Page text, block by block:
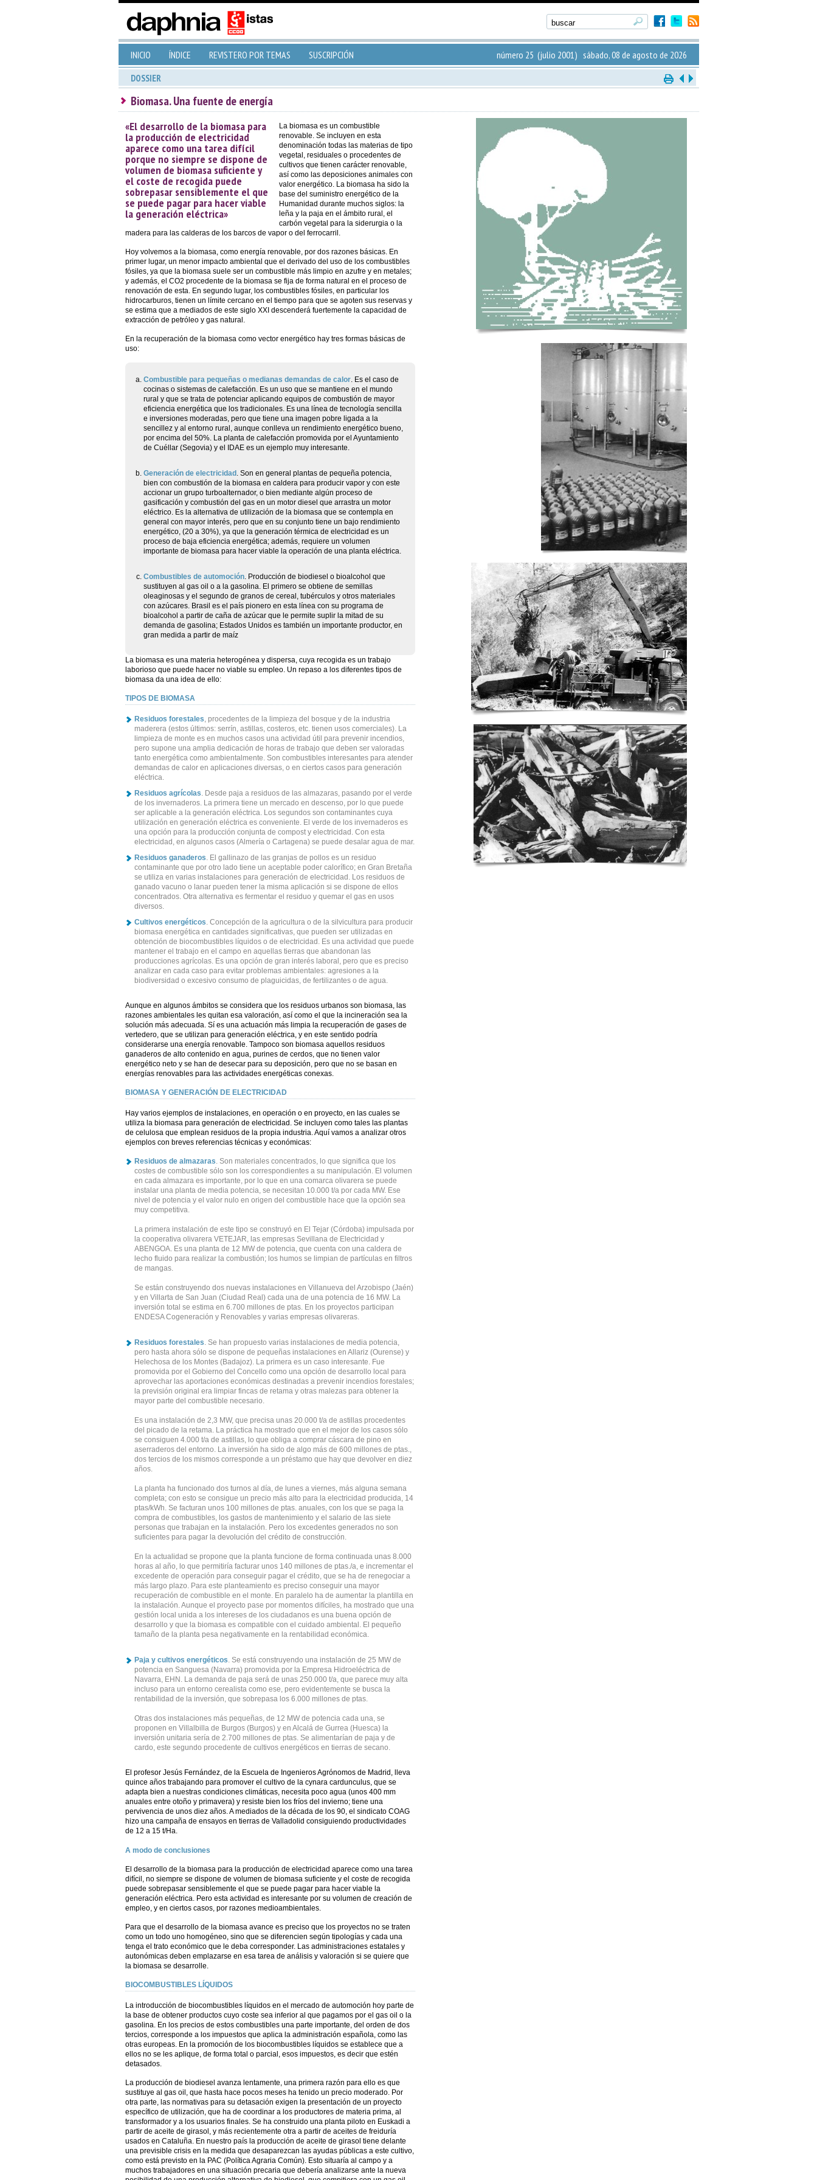
INICIO ÍNDICE REVISTERO POR TEMAS SUSCRIPCIÓN número 25 (julio 2001) sábado, 08 de agosto de 2026
DOSSIER
Biomasa. Una fuente de energía
«El desarrollo de la biomasa para
la producción de electricidad
aparece como una tarea difícil
porque no siempre se dispone de
volumen de biomasa suficiente y
el coste de recogida puede
sobrepasar sensiblemente el que
se puede pagar para hacer viable
la generación eléctrica»
La biomasa es un combustible
renovable. Se incluyen en esta
denominación todas las materias de tipo
vegetal, residuales o procedentes de
cultivos que tienen carácter renovable,
así como las deposiciones animales con
valor energético. La biomasa ha sido la
base del suministro energético de la
Humanidad durante muchos siglos: la
leña y la paja en el ámbito rural, el
carbón vegetal para la siderurgia o la
madera para las calderas de los barcos de vapor o del ferrocarril.
Hoy volvemos a la biomasa, como energía renovable, por dos razones básicas. En
primer lugar, un menor impacto ambiental que el derivado del uso de los combustibles
fósiles, ya que la biomasa suele ser un combustible más limpio en azufre y en metales;
y además, el CO2 procedente de la biomasa se fija de forma natural en el proceso de
renovación de esta. En segundo lugar, los combustibles fósiles, en particular los
hidrocarburos, tienen un límite cercano en el tiempo para que se agoten sus reservas y
se estima que a mediados de este siglo XXI descenderá fuertemente la capacidad de
extracción de petróleo y gas natural.
En la recuperación de la biomasa como vector energético hay tres formas básicas de
uso:
Combustible para pequeñas o medianas demandas de calor. Es el caso de
cocinas o sistemas de calefacción. Es un uso que se mantiene en el mundo
rural y que se trata de potenciar aplicando equipos de combustión de mayor
eficiencia energética que los tradicionales. Es una línea de tecnología sencilla
e inversiones moderadas, pero que tiene una imagen pobre ligada a la
sencillez y al entorno rural, aunque conlleva un rendimiento energético bueno,
por encima del 50%. La planta de calefacción promovida por el Ayuntamiento
de Cuéllar (Segovia) y el IDAE es un ejemplo muy interesante.
Generación de electricidad . Son en general plantas de pequeña potencia,
bien con combustión de la biomasa en caldera para producir vapor y con este
accionar un grupo turboalternador, o bien mediante algún proceso de
gasificación y combustión del gas en un motor diesel que arrastra un motor
eléctrico. Es la alternativa de utilización de la biomasa que se contempla en
general con mayor interés, pero que en su conjunto tiene un bajo rendimiento
energético, (20 a 30%), ya que la generación térmica de electricidad es un
proceso de baja eficiencia energética; además, requiere un volumen
importante de biomasa para hacer viable la operación de una planta eléctrica.
Combustibles de automoción. Producción de biodiesel o bioalcohol que
sustituyen al gas oil o a la gasolina. El primero se obtiene de semillas
oleaginosas y el segundo de granos de cereal, tubérculos y otros materiales
con azúcares. Brasil es el país pionero en esta línea con su programa de
bioalcohol a partir de caña de azúcar que le permite suplir la mitad de su
demanda de gasolina; Estados Unidos es también un importante productor, en
gran medida a partir de maíz
La biomasa es una materia heterogénea y dispersa, cuya recogida es un trabajo
laborioso que puede hacer no viable su empleo. Un repaso a los diferentes tipos de
biomasa da una idea de ello:
TIPOS DE BIOMASA
Residuos forestales, procedentes de la limpieza del bosque y de la industria
maderera (estos últimos: serrín, astillas, costeros, etc. tienen usos comerciales). La
limpieza de monte es en muchos casos una actividad útil para prevenir incendios,
pero supone una amplia dedicación de horas de trabajo que deben ser valoradas
tanto energética como ambientalmente. Son combustibles interesantes para atender
demandas de calor en aplicaciones diversas, o en ciertos casos para generación
eléctrica.
Residuos agrícolas. Desde paja a residuos de las almazaras, pasando por el verde
de los invernaderos. La primera tiene un mercado en descenso, por lo que puede
ser aplicable a la generación eléctrica. Los segundos son contaminantes cuya
utilización en generación eléctrica es conveniente. El verde de los invernaderos es
una opción para la producción conjunta de compost y electricidad. Con esta
electricidad, en algunos casos (Almería o Cartagena) se puede desalar agua de mar.
Residuos ganaderos. El gallinazo de las granjas de pollos es un residuo
contaminante que por otro lado tiene un aceptable poder calorífico; en Gran Bretaña
se utiliza en varias instalaciones para generación de electricidad. Los residuos de
ganado vacuno o lanar pueden tener la misma aplicación si se dispone de ellos
concentrados. Otra alternativa es fermentar el residuo y quemar el gas en usos
diversos.
Cultivos energéticos. Concepción de la agricultura o de la silvicultura para producir
biomasa energética en cantidades significativas, que pueden ser utilizadas en
obtención de biocombustibles líquidos o de electricidad. Es una actividad que puede
mantener el trabajo en el campo en aquellas tierras que abandonan las
producciones agrícolas. Es una opción de gran interés laboral, pero que es preciso
analizar en cada caso para evitar problemas ambientales: agresiones a la
biodiversidad o excesivo consumo de plaguicidas, de fertilizantes o de agua.
Aunque en algunos ámbitos se considera que los residuos urbanos son biomasa, las
razones ambientales les quitan esa valoración, así como el que la incineración sea la
solución más adecuada. Sí es una actuación más limpia la recuperación de gases de
vertedero, que se utilizan para generación eléctrica, y en este sentido podría
considerarse una energía renovable. Tampoco son biomasa aquellos residuos
ganaderos de alto contenido en agua, purines de cerdos, que no tienen valor
energético neto y se han de desecar para su deposición, pero que no se basan en
energías renovables para las actividades energéticas conexas.
BIOMASA Y GENERACIÓN DE ELECTRICIDAD
Hay varios ejemplos de instalaciones, en operación o en proyecto, en las cuales se
utiliza la biomasa para generación de electricidad. Se incluyen como tales las plantas
de celulosa que emplean residuos de la propia industria. Aquí vamos a analizar otros
ejemplos con breves referencias técnicas y económicas:
Residuos de almazaras. Son materiales concentrados, lo que significa que los
costes de combustible sólo son los correspondientes a su manipulación. El volumen
en cada almazara es importante, por lo que en una comarca olivarera se puede
instalar una planta de media potencia, se necesitan 10.000 t/a por cada MW. Ese
nivel de potencia y el valor nulo en origen del combustible hace que la opción sea
muy competitiva.
La primera instalación de este tipo se construyó en El Tejar (Córdoba) impulsada por
la cooperativa olivarera VETEJAR, las empresas Sevillana de Electricidad y
ABENGOA. Es una planta de 12 MW de potencia, que cuenta con una caldera de
lecho fluido para realizar la combustión; los humos se limpian de partículas en filtros
de mangas.
Se están construyendo dos nuevas instalaciones en Villanueva del Arzobispo (Jaén)
y en Villarta de San Juan (Ciudad Real) cada una de una potencia de 16 MW. La
inversión total se estima en 6.700 millones de ptas. En los proyectos participan
ENDESA Cogeneración y Renovables y varias empresas olivareras.
Residuos forestales. Se han propuesto varias instalaciones de media potencia,
pero hasta ahora sólo se dispone de pequeñas instalaciones en Allariz (Ourense) y
Helechosa de los Montes (Badajoz). La primera es un caso interesante. Fue
promovida por el Gobierno del Concello como una opción de desarrollo local para
aprovechar las aportaciones económicas destinadas a prevenir incendios forestales;
la previsión original era limpiar fincas de retama y otras malezas para obtener la
mayor parte del combustible necesario.
Es una instalación de 2,3 MW, que precisa unas 20.000 t/a de astillas procedentes
del picado de la retama. La práctica ha mostrado que en el mejor de los casos sólo
se consiguen 4.000 t/a de astillas, lo que obliga a comprar cáscara de pino en
aserraderos del entorno. La inversión ha sido de algo más de 600 millones de ptas.,
dos tercios de los mismos corresponde a un préstamo que hay que devolver en diez
años.
La planta ha funcionado dos turnos al día, de lunes a viernes, más alguna semana
completa; con esto se consigue un precio más alto para la electricidad producida, 14
ptas/kWh. Se facturan unos 100 millones de ptas. anuales, con los que se paga la
compra de combustibles, los gastos de mantenimiento y el salario de las siete
personas que trabajan en la instalación. Pero los excedentes generados no son
suficientes para pagar la devolución del crédito de construcción.
En la actualidad se propone que la planta funcione de forma continuada unas 8.000
horas al año, lo que permitiría facturar unos 140 millones de ptas./a, e incrementar el
excedente de operación para conseguir pagar el crédito, que se ha de renegociar a
más largo plazo. Para este planteamiento es preciso conseguir una mayor
recuperación de combustible en el monte. En paralelo ha de aumentar la plantilla en
la instalación. Aunque el proyecto pase por momentos difíciles, ha mostrado que una
gestión local unida a los intereses de los ciudadanos es una buena opción de
desarrollo y que la biomasa es compatible con el cuidado ambiental. El pequeño
tamaño de la planta pesa negativamente en la rentabilidad económica.
Paja y cultivos energéticos. Se está construyendo una instalación de 25 MW de
potencia en Sanguesa (Navarra) promovida por la Empresa Hidroeléctrica de
Navarra, EHN. La demanda de paja será de unas 250.000 t/a, que parece muy alta
incluso para un entorno cerealista como ese, pero evidentemente se busca la
rentabilidad de la inversión, que sobrepasa los 6.000 millones de ptas.
Otras dos instalaciones más pequeñas, de 12 MW de potencia cada una, se
proponen en Villalbilla de Burgos (Burgos) y en Alcalá de Gurrea (Huesca) la
inversión unitaria sería de 2.700 millones de ptas. Se alimentarían de paja y de
cardo, este segundo procedente de cultivos energéticos en tierras de secano.
El profesor Jesús Fernández, de la Escuela de Ingenieros Agrónomos de Madrid, lleva
quince años trabajando para promover el cultivo de la cynara cardunculus, que se
adapta bien a nuestras condiciones climáticas, necesita poco agua (unos 400 mm
anuales entre otoño y primavera) y resiste bien los fríos del invierno; tiene una
pervivencia de unos diez años. A mediados de la década de los 90, el sindicato COAG
hizo una campaña de ensayos en tierras de Valladolid consiguiendo productividades
de 12 a 15 t/Ha.
A modo de conclusiones
El desarrollo de la biomasa para la producción de electricidad aparece como una tarea
difícil, no siempre se dispone de volumen de biomasa suficiente y el coste de recogida
puede sobrepasar sensiblemente el que se puede pagar para hacer viable la
generación eléctrica. Pero esta actividad es interesante por su volumen de creación de
empleo, y en ciertos casos, por razones medioambientales.
Para que el desarrollo de la biomasa avance es preciso que los proyectos no se traten
como un todo uno homogéneo, sino que se diferencien según tipologías y cada una
tenga el trato económico que le deba corresponder. Las administraciones estatales y
autonómicas deben emplazarse en esa tarea de análisis y valoración si se quiere que
la biomasa se desarrolle.
BIOCOMBUSTIBLES LÍQUIDOS
La introducción de biocombustibles líquidos en el mercado de automoción hoy parte de
la base de obtener productos cuyo coste sea inferior al que pagamos por el gas oil o la
gasolina. En los precios de estos combustibles una parte importante, del orden de dos
tercios, corresponde a los impuestos que aplica la administración española, como las
otras europeas. En la promoción de los biocombustibles líquidos se establece que a
ellos no se les aplique, de forma total o parcial, esos impuestos, es decir que estén
detasados.
La producción de biodiesel avanza lentamente, una primera razón para ello es que
sustituye al gas oil, que hasta hace pocos meses ha tenido un precio moderado. Por
otra parte, las normativas para su detasación exigen la presentación de un proyecto
específico de utilización, que ha de coordinar a los productores de materia prima, al
transformador y a los usuarios finales. Se ha construido una planta piloto en Euskadi a
partir de aceite de girasol, y más recientemente otra a partir de aceites de freiduría
usados en Cataluña. En nuestro país la producción de aceite de girasol tiene delante
una previsible crisis en la medida que desaparezcan las ayudas públicas a este cultivo,
como está previsto en la PAC (Política Agraria Común). Esto situaría al campo y a
muchos trabajadores en una situación precaria que debería analizarse ante la nueva